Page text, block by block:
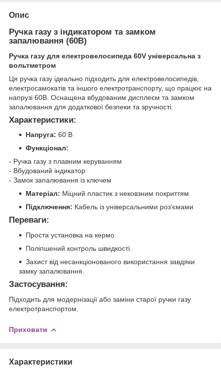
Опис
Ручка газу з індикатором та замком
запалювання (60В)
Ручка газу для електровелосипеда 60V універсальна з
вольтметром
Ця ручка газу ідеально підходить для електровелосипедів,
електросамокатів та іншого електротранспорту, що працює на
напрузі 60В. Оснащена вбудованим дисплеєм та замком
запалювання для додаткової безпеки та зручності.
Характеристики:
Напруга: 60 В
Функціонал:
- Ручка газу з плавним керуванням
- Вбудований індикатор
- Замок запалювання із ключем
Матеріал: Міцний пластик з нековзним покриттям
Підключення: Кабель із універсальними роз'ємами
Переваги:
Проста установка на кермо.
Поліпшений контроль швидкості.
Захист від несанкціонованого використання завдяки
замку запалювання.
Застосування:
Підходить для модернізації або заміни старої ручки газу
електротранспортом.
Приховати
Характеристики